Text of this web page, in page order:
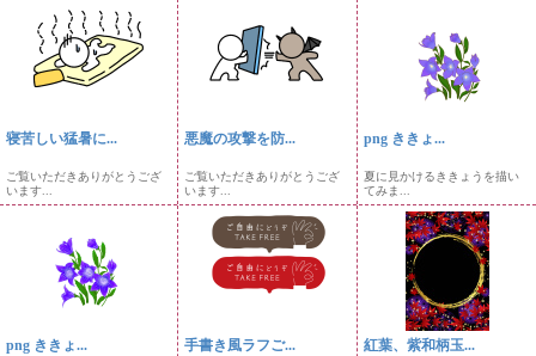
寝苦しい猛暑に...
ご覧いただきありがとうござ
います...
悪魔の攻撃を防...
ご覧いただきありがとうござ
います...
png ききょ...
夏に見かけるききょうを描い
てみま...
png ききょ... 手書き風ラフご... 紅葉、紫和柄玉...